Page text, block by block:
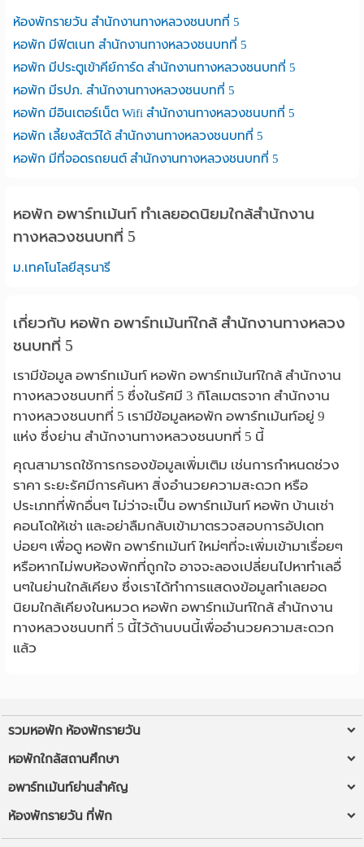
ห้องพักรายวัน สำนักงานทางหลวงชนบทที่ 5
หอพัก มีฟิตเนท สำนักงานทางหลวงชนบทที่ 5
หอพัก มีประตูเข้าคีย์การ์ด สำนักงานทางหลวงชนบทที่ 5
หอพัก มีรปภ. สำนักงานทางหลวงชนบทที่ 5
หอพัก มีอินเตอร์เน็ต Wifi สำนักงานทางหลวงชนบทที่ 5
หอพัก เลี้ยงสัตว์ได้ สำนักงานทางหลวงชนบทที่ 5
หอพัก มีที่จอดรถยนต์ สำนักงานทางหลวงชนบทที่ 5
หอพัก อพาร์ทเม้นท์ ทำเลยอดนิยมใกล้สำนักงาน
ทางหลวงชนบทที่ 5
ม.เทคโนโลยีสุรนารี
เกี่ยวกับ หอพัก อพาร์ทเม้นท์ใกล้ สำนักงานทางหลวง
ชนบทที่ 5
เรามีข้อมูล อพาร์ทเม้นท์ หอพัก อพาร์ทเม้นท์ใกล้ สำนักงาน
ทางหลวงชนบทที่ 5 ซึ่งในรัศมี 3 กิโลเมตรจาก สำนักงาน
ทางหลวงชนบทที่ 5 เรามีข้อมูลหอพัก อพาร์ทเม้นท์อยู่ 9
แห่ง ซึ่งย่าน สำนักงานทางหลวงชนบทที่ 5 นี้
คุณสามารถใช้การกรองข้อมูลเพิ่มเติม เช่นการกำหนดช่วง
ราคา ระยะรัศมีการค้นหา สิ่งอำนวยความสะดวก หรือ
ประเภทที่พักอื่นๆ ไม่ว่าจะเป็น อพาร์ทเม้นท์ หอพัก บ้านเช่า
คอนโดให้เช่า และอย่าลืมกลับเข้ามาตรวจสอบการอัปเดท
บ่อยๆ เพื่อดู หอพัก อพาร์ทเม้นท์ ใหม่ๆที่จะเพิ่มเข้ามาเรื่อยๆ
หรือหากไม่พบห้องพักที่ถูกใจ อาจจะลองเปลี่ยนไปหาทำเลอื่
นๆในย่านใกล้เคียง ซึ่งเราได้ทำการแสดงข้อมูลทำเลยอด
นิยมใกล้เคียงในหมวด หอพัก อพาร์ทเม้นท์ใกล้ สำนักงาน
ทางหลวงชนบทที่ 5 นี้ไว้ด้านบนนี้เพื่ออำนวยความสะดวก
แล้ว
รวมหอพัก ห้องพักรายวัน
หอพักใกล้ฉัน
ห้องพักรายวันใกล้ฉัน
หอพักใกล้มหาวิทยาลัย
ห้องพักรายวัน
หอพักใกล้สถานศึกษา
หอพัก ม.รังสิต
อพาร์ทเม้นท์ย่านสำคัญ
หอพัก ลาดพร้าว
ห้องพักรายวัน ที่พัก
ห้องพักรายวัน กรุงเทพ